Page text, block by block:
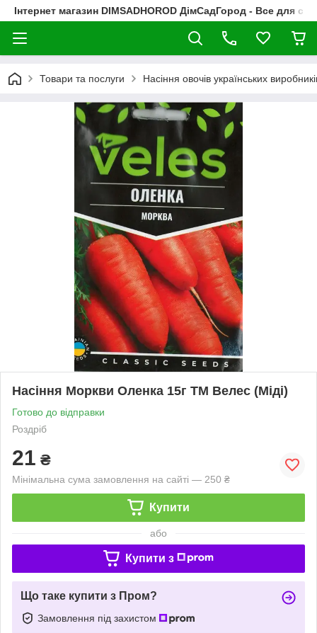
Інтернет магазин DIMSADHOROD ДімСадГород - Все для
Товари та послуги Насіння овочів українських
Насіння Моркви Оленка 15г ТМ Велес (Міді)
Готово до відправки
Роздріб
21 ₴
Мінімальна сума замовлення на сайті — 250 ₴
Купити
або
Купити з
Що таке купити з Пром?
Замовлення під захистом